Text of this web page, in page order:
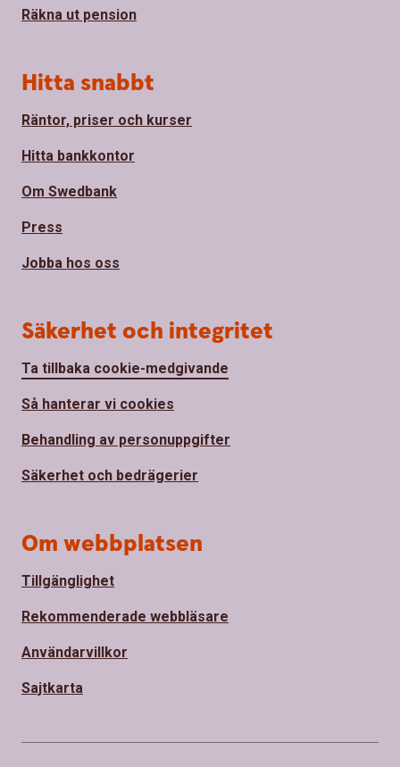
Räkna ut pension
Hitta snabbt
Räntor, priser och kurser
Hitta bankkontor
Om Swedbank
Press
Jobba hos oss
Säkerhet och integritet
Ta tillbaka cookie-medgivande
Så hanterar vi cookies
Behandling av personuppgifter
Säkerhet och bedrägerier
Om webbplatsen
Tillgänglighet
Rekommenderade webbläsare
Användarvillkor
Sajtkarta